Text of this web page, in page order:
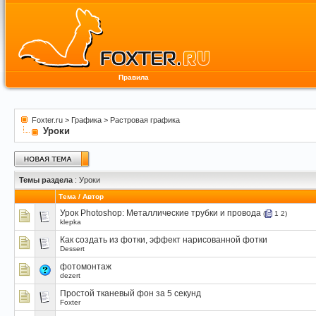
Правила
Foxter.ru > Графика > Растровая графика
Уроки
Темы раздела : Уроки
Тема / Автор
Урок Photoshop: Металлические трубки и провода ( 1 2)
klepka
Как создать из фотки, эффект нарисованной фотки
Dessert
фотомонтаж
dezert
Простой тканевый фон за 5 секунд
Foxter